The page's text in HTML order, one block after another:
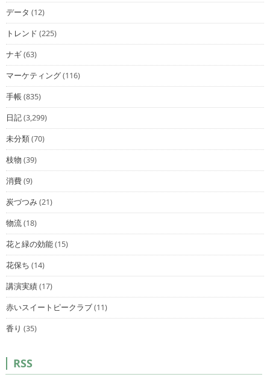
データ (12)
トレンド (225)
ナギ(63)
マーケティング(116)
手帳(835)
日記(3,299)
未分類(70)
枝物 (39)
消費(9)
炭づつみ(21)
物流(18)
花と緑の効能(15)
花保ち (14)
講演実績(17)
赤いスイートピークラブ(11)
香り (35)
RSS